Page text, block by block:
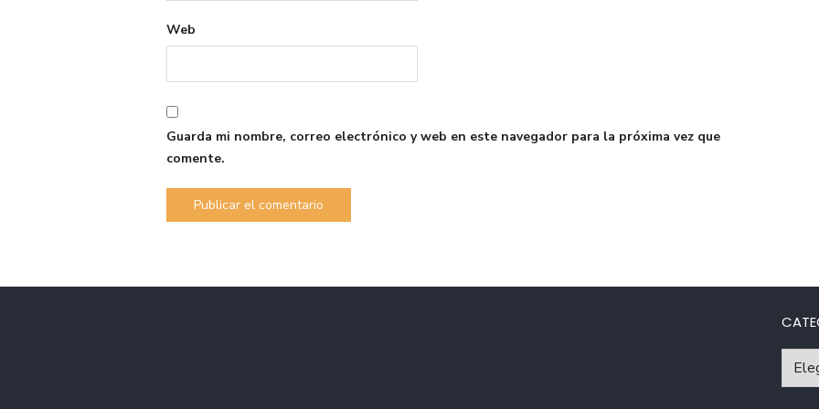
Web
Guarda mi nombre, correo electrónico y web en este navegador para la próxima vez que
comente.